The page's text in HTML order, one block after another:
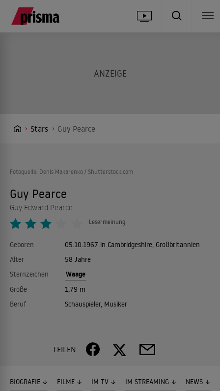
Stars Guy Pearce
Fotoquelle: Denis Makarenko / Shutterstock.com
Guy Pearce
Guy Edward Pearce
Lesermeinung
Geboren
05.10.1967 in Cambridgeshire, Großbritannien
Alter
58 Jahre
Sternzeichen
Waage
Größe
1,79 m
Beruf
Schauspieler, Musiker
TEILEN
BIOGRAFIE FILME IM TV IM STREAMING NEWS